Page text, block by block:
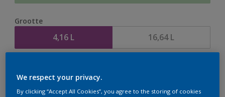
Grootte
4,16 L 16,64 L
We respect your privacy.
By clicking “Accept All Cookies”, you agree to the storing of cookies